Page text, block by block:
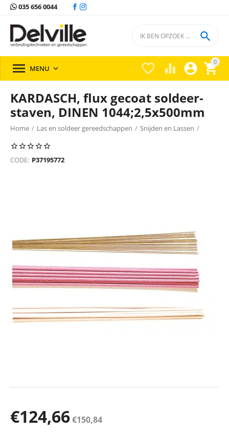
035 656 0044
0


 

 MENU 
KARDASCH, flux gecoat soldeer-
staven, DINEN 1044;2,5x500mm
Home / Las en soldeer gereedschappen / Snijden en Lassen /
Soldeergereedschap
CODE: P37195772
€124,66€150,84